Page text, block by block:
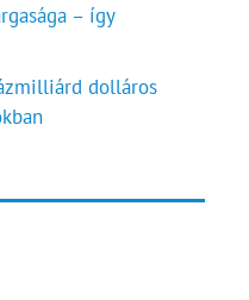
– így
dolláros